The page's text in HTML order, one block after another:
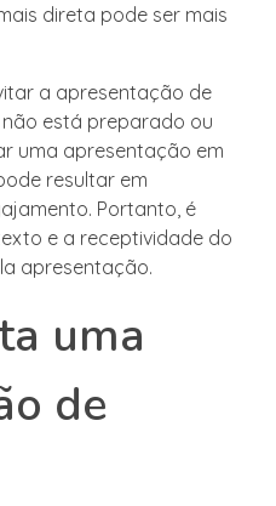
direta pode ser mais
a apresentação de
está preparado ou
uma apresentação em
resultar em
Portanto, é
e a receptividade do
apresentação.
uma
de